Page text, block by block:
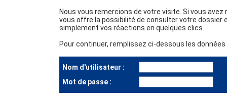
Nous vous remercions de votre visite. Si vous
vous offre la possibilité de consulter votre dossier
simplement vos réactions en quelques clics.
Pour continuer, remplissez ci-dessous les
Nom d'utilisateur :
Mot de passe :